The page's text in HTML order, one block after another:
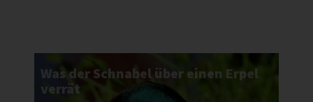
Was der Schnabel über einen Erpel
verrät